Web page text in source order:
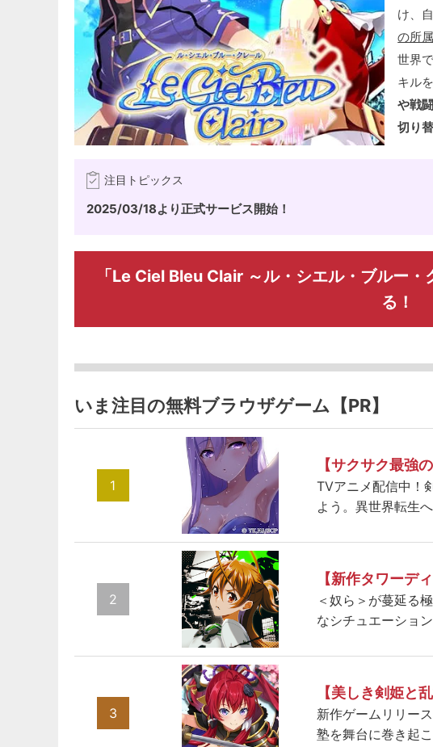
け、
の所
世界
キル
や戦
切り
注目トピックス
2025/03/18より正式サービス開始！
「Le Ciel Bleu Clair ～ル・シエル・ブルー
る！
いま注目の無料ブラウザゲーム【PR】
1
【サクサク最強
TVアニメ配信中！
よう。異世界転生
2
【新作タワーデ
＜奴ら＞が蔓延る
なシチュエーショ
3
【美しき剣姫と
新作ゲームリリー
塾を舞台に巻き起